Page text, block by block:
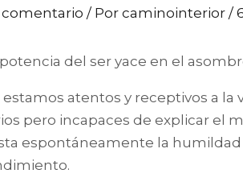
comentario / Por caminointerior /
del ser yace en el
atentos y receptivos a
pero incapaces de explicar el
espontáneamente la humildad